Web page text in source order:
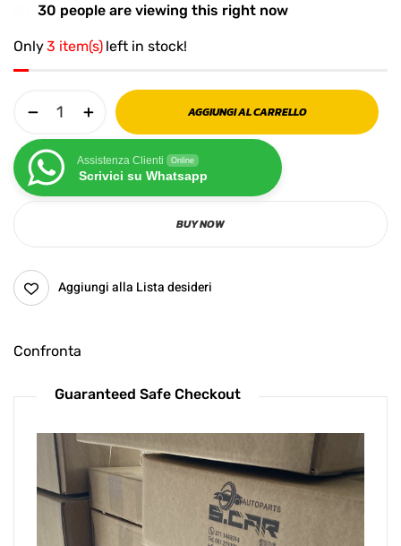
30 people are viewing this right now
Only3 item(s) left in stock!
AGGIUNGI AL CARRELLO
Assistenza Clienti Online
Scrivici su Whatsapp
BUY NOW
Aggiungi alla Lista desideri
Confronta
Guaranteed Safe Checkout